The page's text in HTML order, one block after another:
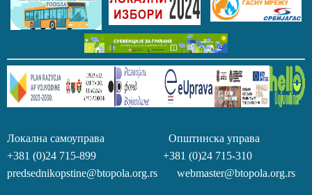
Локална самоуправа Општинска управа
+381 (0)24 715-899 +381 (0)24 715-310
predsednikopstine@btopola.org.rs webmaster@btopola.org.rs